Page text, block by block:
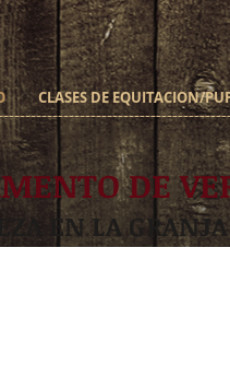
CLASES DE EQUITACION/
DE
EN LA